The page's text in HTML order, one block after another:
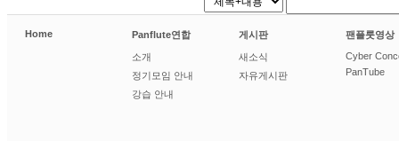
Home Panflute연합
소개
정기모임 안내
강습 안내
게시판
새소식
자유게시판
팬플룻영상
Cyber
PanTube